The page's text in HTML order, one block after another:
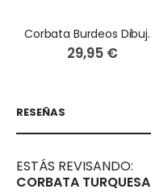
Corbata
29,95 €
RESEÑAS
ESTÁS REVISANDO:
CORBATA